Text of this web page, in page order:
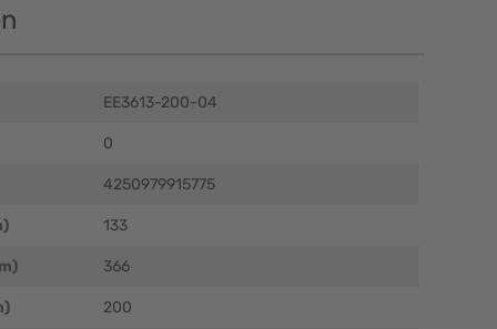
EE3613-200-04
0
4250979915775
133
366
200